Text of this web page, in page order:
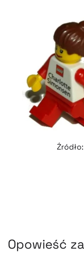
Źródło:
Opowieść